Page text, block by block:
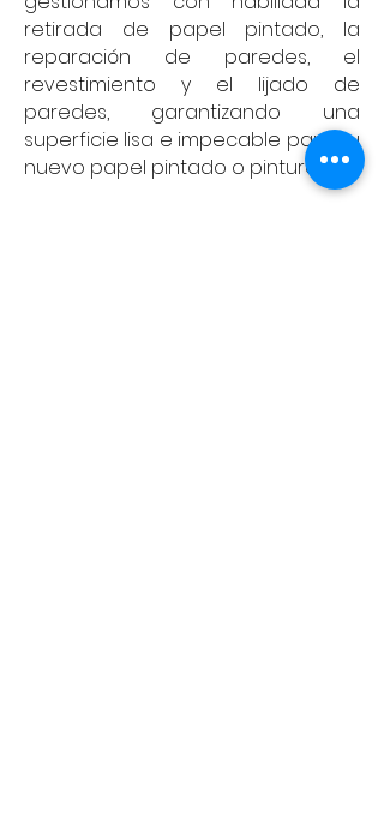
retirada de papel pintado, la
reparación de paredes, el
revestimiento y el lijado de
paredes, garantizando una
superficie lisa e impecable para su
nuevo papel pintado o pintura.